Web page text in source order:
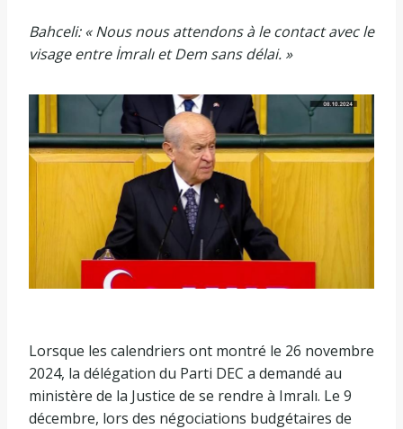
Bahceli: « Nous nous attendons à le contact avec le
visage entre İmralı et Dem sans délai. »
Lorsque les calendriers ont montré le 26 novembre
2024, la délégation du Parti DEC a demandé au
ministère de la Justice de se rendre à Imralı. Le 9
décembre, lors des négociations budgétaires de